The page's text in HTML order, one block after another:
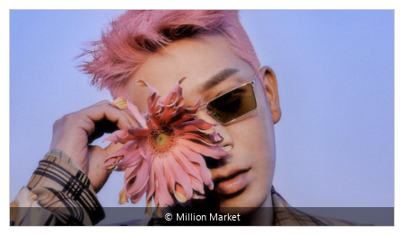
© Million Market